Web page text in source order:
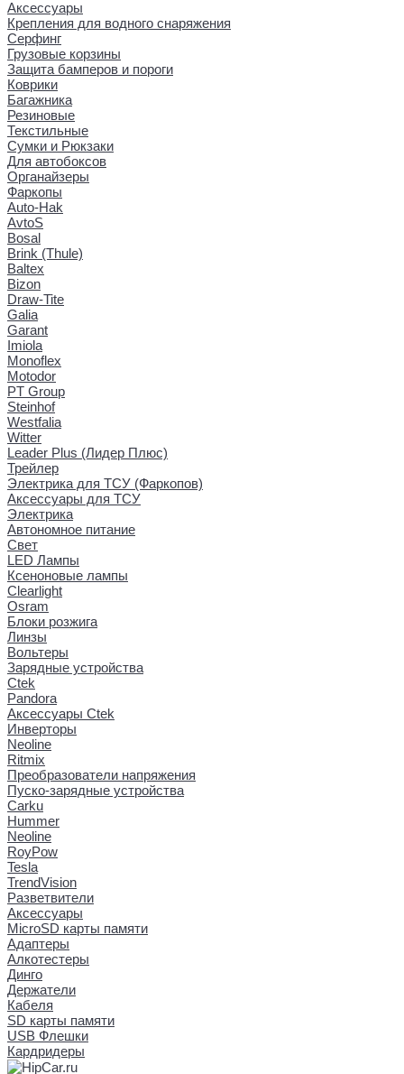
Аксессуары
Крепления для водного снаряжения
Серфинг
Грузовые корзины
Защита бамперов и пороги
Коврики
Багажника
Резиновые
Текстильные
Сумки и Рюкзаки
Для автобоксов
Органайзеры
Фаркопы
Auto-Hak
AvtoS
Bosal
Brink (Thule)
Baltex
Bizon
Draw-Tite
Galia
Garant
Imiola
Monoflex
Motodor
PT Group
Steinhof
Westfalia
Witter
Leader Plus (Лидер Плюс)
Трейлер
Электрика для ТСУ (Фаркопов)
Аксессуары для ТСУ
Электрика
Автономное питание
Свет
LED Лампы
Ксеноновые лампы
Clearlight
Osram
Блоки розжига
Линзы
Вольтеры
Зарядные устройства
Ctek
Pandora
Аксессуары Ctek
Инверторы
Neoline
Ritmix
Преобразователи напряжения
Пуско-зарядные устройства
Carku
Hummer
Neoline
RoyPow
Tesla
TrendVision
Разветвители
Аксессуары
MicroSD карты памяти
Адаптеры
Алкотестеры
Динго
Держатели
Кабеля
SD карты памяти
USB Флешки
Кардридеры